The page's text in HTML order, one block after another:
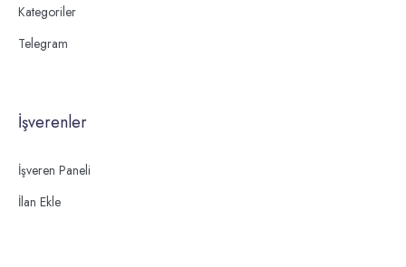
Kategoriler
Telegram
İşverenler
İşveren Paneli
İlan Ekle